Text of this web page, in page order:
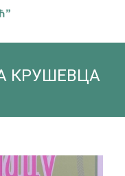
КРУШЕВЦА